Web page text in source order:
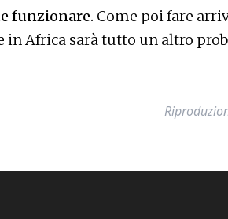
funzionare. Come poi fare
in Africa sarà tutto un altro